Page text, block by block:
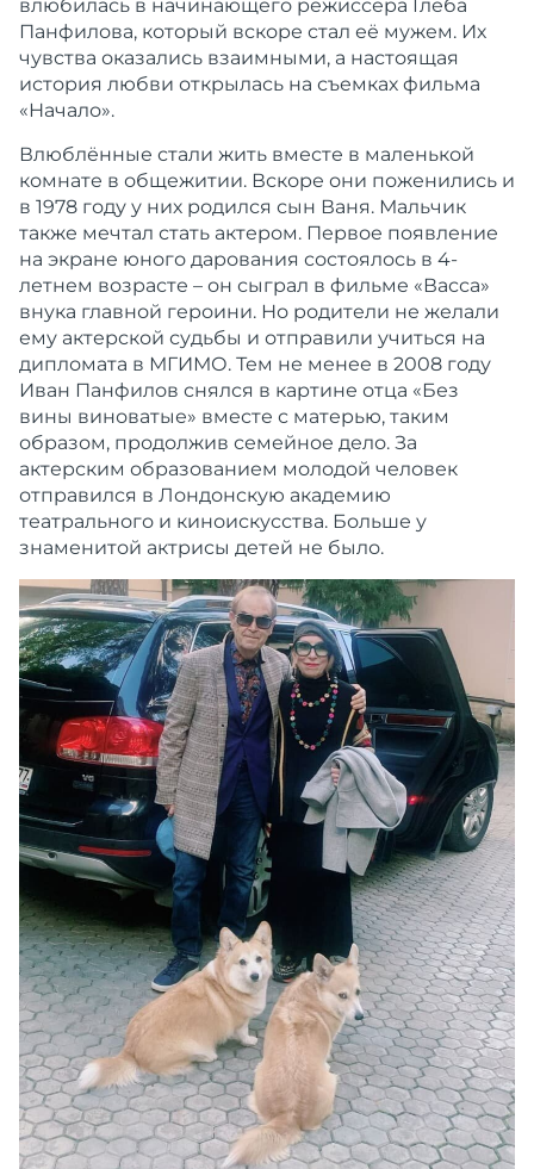
влюбилась в начинающего режиссера Глеба
Панфилова, который вскоре стал её мужем. Их
чувства оказались взаимными, а настоящая
история любви открылась на съемках фильма
«Начало».
Влюблённые стали жить вместе в маленькой
комнате в общежитии. Вскоре они поженились и
в 1978 году у них родился сын Ваня. Мальчик
также мечтал стать актером. Первое появление
на экране юного дарования состоялось в 4-
летнем возрасте – он сыграл в фильме «Васса»
внука главной героини. Но родители не желали
ему актерской судьбы и отправили учиться на
дипломата в МГИМО. Тем не менее в 2008 году
Иван Панфилов снялся в картине отца «Без
вины виноватые» вместе с матерью, таким
образом, продолжив семейное дело. За
актерским образованием молодой человек
отправился в Лондонскую академию
театрального и киноискусства. Больше у
знаменитой актрисы детей не было.